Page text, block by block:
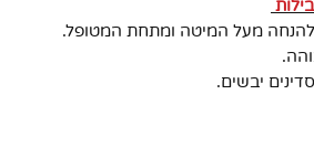
להנחה מעל המיטה ומתחת המטופל.
יבשים.